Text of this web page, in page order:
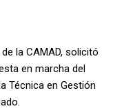
la CAMAD, solicitó
en marcha del
Técnica en Gestión